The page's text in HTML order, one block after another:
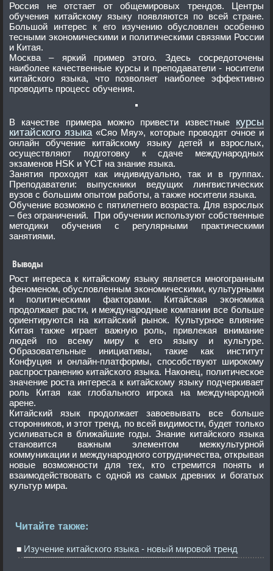
Россия не отстает от общемировых трендов. Центры
обучения китайскому языку появляются по всей стране.
Большой интерес к его изучению обусловлен особенно
тесными экономическими и политическими связями России
и Китая.
Москва – яркий пример этого. Здесь сосредоточены
наиболее качественные курсы и преподаватели - носители
китайского языка, что позволяет наиболее эффективно
проводить процесс обучения.
В качестве примера можно привести известные курсы
китайского языка «Сяо Мяу», которые проводят очное и
онлайн обучение китайскому языку детей и взрослых,
осуществляют подготовку к сдаче международных
экзаменов HSK и YCT на знание языка.
Занятия проходят как индивидуально, так и в группах.
Преподаватели: выпускники ведущих лингвистических
вузов с большим опытом работы, а также носители языка.
Обучение возможно с пятилетнего возраста. Для взрослых
– без ограничений. При обучении используют собственные
методики обучения с регулярными практическими
занятиями.
Выводы
Рост интереса к китайскому языку является многогранным
феноменом, обусловленным экономическими, культурными
и политическими факторами. Китайская экономика
продолжает расти, и международные компании все больше
ориентируются на китайский рынок. Культурное влияние
Китая также играет важную роль, привлекая внимание
людей по всему миру к его языку и культуре.
Образовательные инициативы, такие как институт
Конфуция и онлайн-платформы, способствуют широкому
распространению китайского языка. Наконец, политическое
значение роста интереса к китайскому языку подчеркивает
роль Китая как глобального игрока на международной
арене.
Китайский язык продолжает завоевывать все больше
сторонников, и этот тренд, по всей видимости, будет только
усиливаться в ближайшие годы. Знание китайского языка
становится важным элементом межкультурной
коммуникации и международного сотрудничества, открывая
новые возможности для тех, кто стремится понять и
взаимодействовать с одной из самых древних и богатых
культур мира.
Читайте также:
Изучение китайского языка - новый мировой тренд